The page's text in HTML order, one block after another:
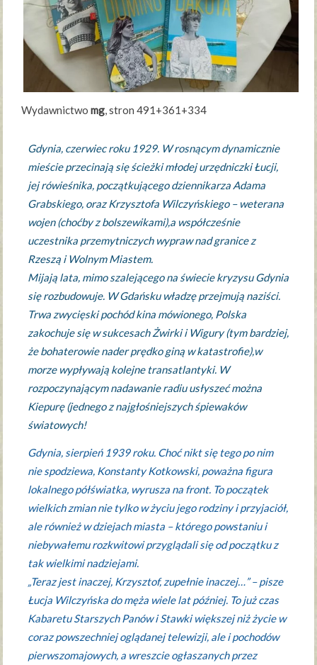
Wydawnictwo mg, stron 491+361+334
Gdynia, czerwiec roku 1929. W rosnącym dynamicznie
mieście przecinają się ścieżki młodej urzędniczki Łucji,
jej rówieśnika, początkującego dziennikarza Adama
Grabskiego, oraz Krzysztofa Wilczyńskiego – weterana
wojen (choćby z bolszewikami),a współcześnie
uczestnika przemytniczych wypraw nad granice z
Rzeszą i Wolnym Miastem.
Mijają lata, mimo szalejącego na świecie kryzysu Gdynia
się rozbudowuje. W Gdańsku władzę przejmują naziści.
Trwa zwycięski pochód kina mówionego, Polska
zakochuje się w sukcesach Żwirki i Wigury (tym bardziej,
że bohaterowie nader prędko giną w katastrofie),w
morze wypływają kolejne transatlantyki. W
rozpoczynającym nadawanie radiu usłyszeć można
Kiepurę (jednego z najgłośniejszych śpiewaków
światowych!
Gdynia, sierpień 1939 roku. Choć nikt się tego po nim
nie spodziewa, Konstanty Kotkowski, poważna figura
lokalnego półświatka, wyrusza na front. To początek
wielkich zmian nie tylko w życiu jego rodziny i przyjaciół,
ale również w dziejach miasta – którego powstaniu i
niebywałemu rozkwitowi przyglądali się od początku z
tak wielkimi nadziejami.
„Teraz jest inaczej, Krzysztof, zupełnie inaczej…” – pisze
Łucja Wilczyńska do męża wiele lat później. To już czas
Kabaretu Starszych Panów i Stawki większej niż życie w
coraz powszechniej oglądanej telewizji, ale i pochodów
pierwszomajowych, a wreszcie ogłaszanych przez